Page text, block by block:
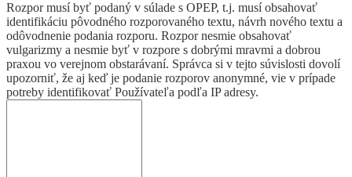
Rozpor musí byť podaný v súlade s OPEP, t.j. musí obsahovať
identifikáciu pôvodného rozporovaného textu, návrh nového textu a
odôvodnenie podania rozporu. Rozpor nesmie obsahovať
vulgarizmy a nesmie byť v rozpore s dobrými mravmi a dobrou
praxou vo verejnom obstarávaní. Správca si v tejto súvislosti dovolí
upozorniť, že aj keď je podanie rozporov anonymné, vie v prípade
potreby identifikovať Používateľa podľa IP adresy.